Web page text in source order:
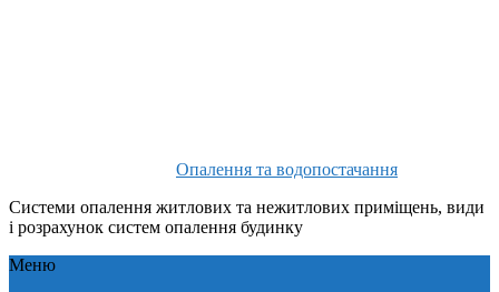
Опалення та водопостачання
Системи опалення житлових та нежитлових приміщень, види
і розрахунок систем опалення будинку
Меню